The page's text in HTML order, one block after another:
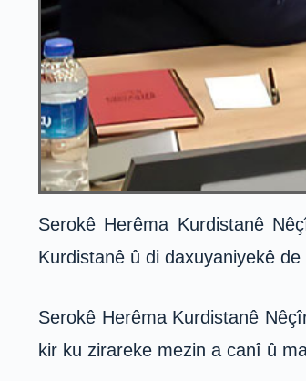
Serokê Herêma Kurdistanê
Kurdistanê û di daxuyaniyekê
Serokê Herêma Kurdistanê
kir ku zirareke mezin a canî û